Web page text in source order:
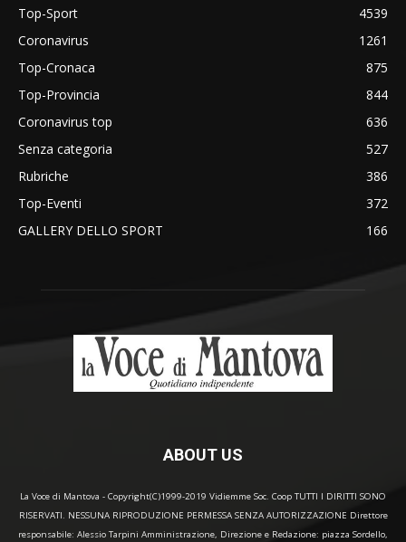
Top-Sport
4539
Coronavirus
1261
Top-Cronaca
875
Top-Provincia
844
Coronavirus top
636
Senza categoria
527
Rubriche
386
Top-Eventi
372
GALLERY DELLO SPORT
166
ABOUT US
La Voce di Mantova - Copyright(C)1999-2019 Vidiemme Soc. Coop TUTTI I DIRITTI SONO
RISERVATI. NESSUNA RIPRODUZIONE PERMESSA SENZA AUTORIZZAZIONE Direttore
responsabile: Alessio Tarpini Amministrazione, Direzione e Redazione: piazza Sordello,